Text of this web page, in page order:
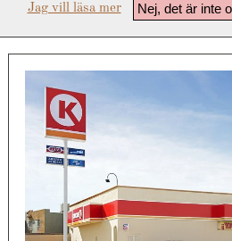
Nej, det är inte
Jag vill läsa mer